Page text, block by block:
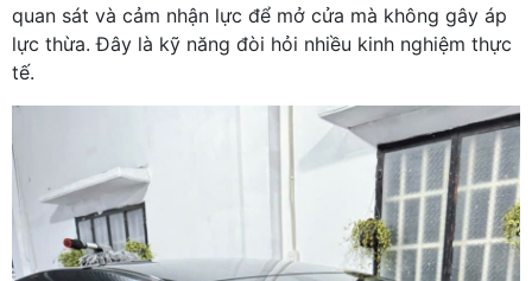
quan sát và cảm nhận lực để mở cửa mà không gây áp
lực thừa. Đây là kỹ năng đòi hỏi nhiều kinh nghiệm thực
tế.